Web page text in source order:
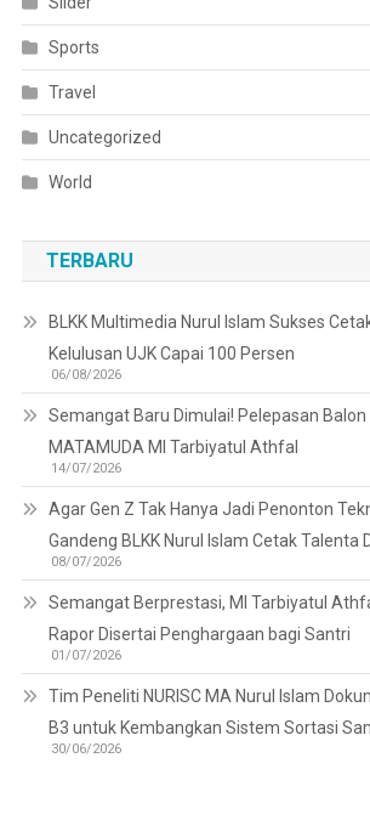
Sports
Travel
Uncategorized
World
TERBARU
BLKK Multimedia Nurul Islam Sukses
Kelulusan UJK Capai 100 Persen
06/08/2026
Semangat Baru Dimulai! Pelepasan
MATAMUDA MI Tarbiyatul Athfal
14/07/2026
Agar Gen Z Tak Hanya Jadi Penonton
Gandeng BLKK Nurul Islam Cetak Talenta
08/07/2026
Semangat Berprestasi, MI Tarbiyatul
Rapor Disertai Penghargaan bagi Santri
01/07/2026
Tim Peneliti NURISC MA Nurul Islam
B3 untuk Kembangkan Sistem Sortasi
30/06/2026